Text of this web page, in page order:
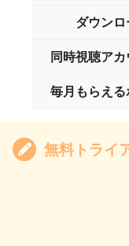
ダウンロ
同時視聴ア
毎月もらえる
無料トライ